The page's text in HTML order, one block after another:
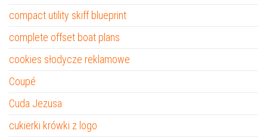
compact utility skiff blueprint
complete offset boat plans
cookies słodycze reklamowe
Coupé
Cuda Jezusa
cukierki krówki z logo